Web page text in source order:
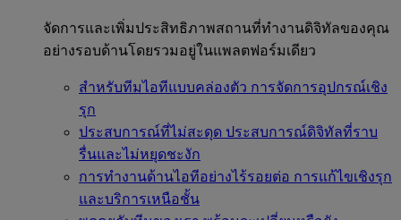
จัดการและเพิ่มประสิทธิภาพสถานที่ทำงานดิจิทัลของคุณ
อย่างรอบด้านโดยรวมอยู่ในแพลตฟอร์มเดียว
สำหรับทีมไอทีแบบคล่องตัว การจัดการอุปกรณ์เชิง
รุก
ประสบการณ์ที่ไม่สะดุด ประสบการณ์ดิจิทัลที่ราบ
รื่นและไม่หยุดชะงัก
การทำงานด้านไอทีอย่างไร้รอยต่อ การแก้ไขเชิงรุก
และบริการเหนือชั้น